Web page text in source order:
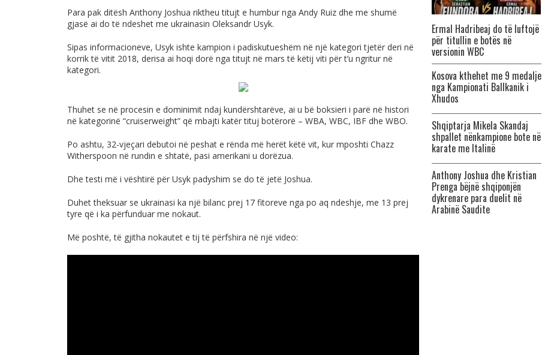
Para pak ditësh Anthony Joshua riktheu titujt e humbur nga Andy Ruiz dhe me shumë
gjasë ai do të ndeshet me ukrainasin Oleksandr Usyk.
Sipas informacioneve, Usyk ishte kampion i padiskutueshëm në një kategori tjetër deri në
korrik të vitit 2018, derisa ai hoqi dorë nga titujt në mars të këtij viti për t’u ngritur në
kategori.
Thuhet se në procesin e dominimit ndaj kundërshtarëve, ai u bë boksieri i parë në histori
në kategorinë “cruiserweight” që mbajti katër tituj botërorë – WBA, WBC, IBF dhe WBO.
Po ashtu, 32-vjeçari debutoi në peshat e rënda më herët këtë vit, kur mposhti Chazz
Witherspoon në rundin e shtatë, pasi amerikani u dorëzua.
Dhe testi më i vështirë për Usyk padyshim se do të jetë Joshua.
Duhet theksuar se ukrainasi ka një bilanc prej 17 fitoreve nga po aq ndeshje, me 13 prej
tyre që i ka përfunduar me nokaut.
Më poshtë, të gjitha nokautet e tij të përfshira në një video:
Ermal Hadribeaj do të luftojë
për titullin e botës në
versionin WBC
Kosova kthehet me 9 medalje
nga Kampionati Ballkanik i
Xhudos
Shqiptarja Mikela Skandaj
shpallet nënkampione bote në
karate me Italinë
Anthony Joshua dhe Kristian
Prenga bëjnë shqiponjën
dykrenare para duelit në
Arabinë Saudite